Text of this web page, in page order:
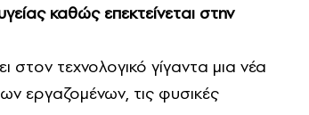
καθώς επεκτείνεται στην
στον τεχνολογικό γίγαντα μια νέα
εργαζομένων, τις φυσικές